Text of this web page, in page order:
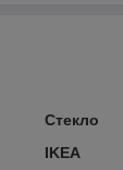
Стекло
IKEA